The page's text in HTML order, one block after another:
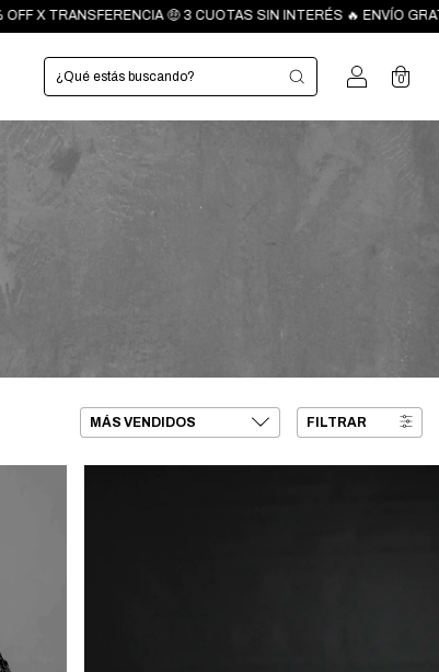
🤑 3 CUOTAS SIN INTERÉS 🔥 ENVÍO GRATIS EN COMPRAS A
0
FILTRAR